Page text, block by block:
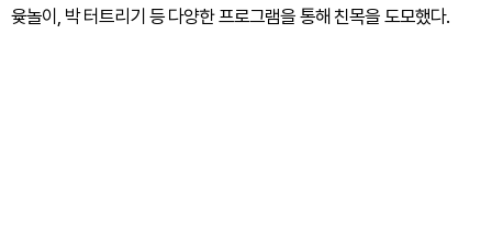
윷놀이, 박 터트리기 등 다양한 프로그램을 통해 친목을 도모했다.